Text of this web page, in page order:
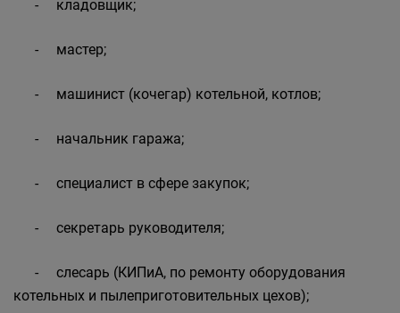
- кладовщик;
- мастер;
- машинист (кочегар) котельной, котлов;
- начальник гаража;
- специалист в сфере закупок;
- секретарь руководителя;
- слесарь (КИПиА, по ремонту оборудования
котельных и пылеприготовительных цехов);